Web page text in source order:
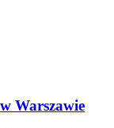
Warszawie